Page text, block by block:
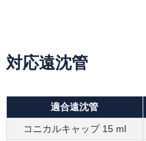
対応遠沈管
適合遠沈管
コニカルキャップ 15 ml